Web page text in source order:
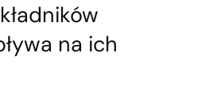
na ich